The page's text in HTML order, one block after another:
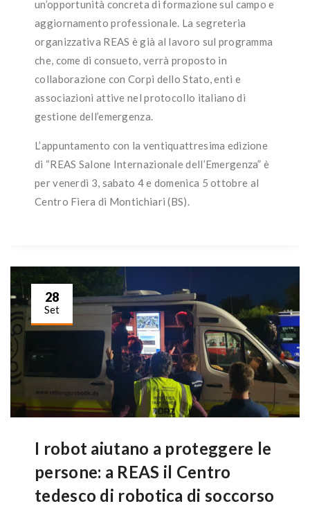
un’opportunità concreta di formazione sul campo e
aggiornamento professionale. La segreteria
organizzativa REAS è già al lavoro sul programma
che, come di consueto, verrà proposto in
collaborazione con Corpi dello Stato, enti e
associazioni attive nel protocollo italiano di
gestione dell’emergenza.
L’appuntamento con la ventiquattresima edizione
di “REAS Salone Internazionale dell’Emergenza” è
per venerdì 3, sabato 4 e domenica 5 ottobre al
Centro Fiera di Montichiari (BS).
28
Set
I robot aiutano a proteggere le
persone: a REAS il Centro
tedesco di robotica di soccorso